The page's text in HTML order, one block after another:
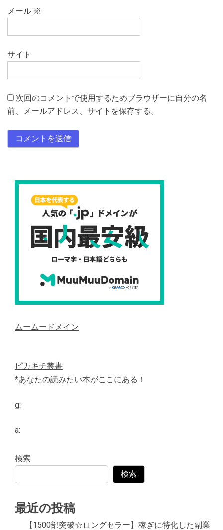
メール ※
サイト
次回のコメントで使用するためブラウザーに自分の名
前、メールアドレス、サイトを保存する。
ムームードメイン
ピカキチ叢書
*あなたの読みたい本がここにある！
g:
a:
検索
検索
最近の投稿
【1500部突破☆ロングセラー】稼ぎに特化した副業